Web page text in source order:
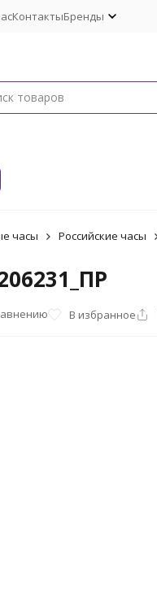
КонтактыБренды
часы Российские часы
В избранное